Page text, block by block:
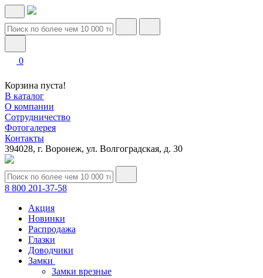
0
Корзина пуста!
В каталог
О компании
Сотрудничество
Фотогалерея
Контакты
394028, г. Воронеж, ул. Волгоградская, д. 30
8 800 201-37-58
Акция
Новинки
Распродажа
Глазки
Доводчики
Замки
Замки врезные